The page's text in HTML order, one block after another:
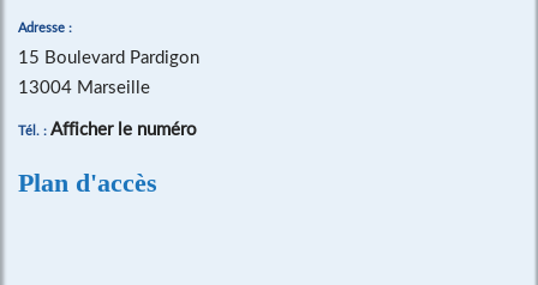
Adresse :
15 Boulevard Pardigon
13004 Marseille
Tél. : Afficher le numéro
Plan d'accès